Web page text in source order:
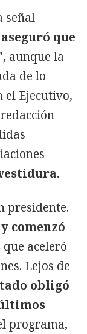
señal
que
, aunque la
de lo
el Ejecutivo,
presidente.
comenzó
que aceleró
Lejos de
obligó
programa,